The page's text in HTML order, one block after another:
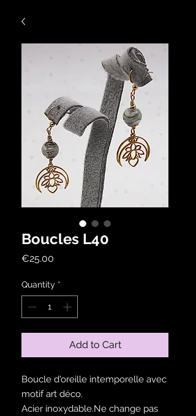
Boucles L40
€25.00
Quantity *
Add to Cart
Boucle d'oreille intemporelle avec
motif art déco.
Acier inoxydable.Ne change pas